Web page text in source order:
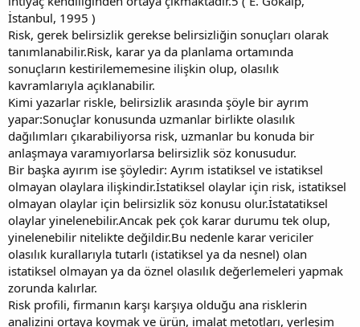
İstanbul, 1995 )
Risk, gerek belirsizlik gerekse belirsizliğin sonuçları olarak
tanımlanabilir.Risk, karar ya da planlama ortamında
sonuçların kestirilememesine ilişkin olup, olasılık
kavramlarıyla açıklanabilir.
Kimi yazarlar riskle, belirsizlik arasında şöyle bir ayrım
yapar:Sonuçlar konusunda uzmanlar birlikte olasılık
dağılımları çıkarabiliyorsa risk, uzmanlar bu konuda bir
anlaşmaya varamıyorlarsa belirsizlik söz konusudur.
Bir başka ayırım ise şöyledir: Ayrım istatiksel ve istatiksel
olmayan olaylara ilişkindir.İstatiksel olaylar için risk, istatiksel
olmayan olaylar için belirsizlik söz konusu olur.İstatatiksel
olaylar yinelenebilir.Ancak pek çok karar durumu tek olup,
yinelenebilir nitelikte değildir.Bu nedenle karar vericiler
olasılık kurallarıyla tutarlı (istatiksel ya da nesnel) olan
istatiksel olmayan ya da öznel olasılık değerlemeleri yapmak
zorunda kalırlar.
Risk profili, firmanın karşı karşıya olduğu ana risklerin
analizini ortaya koymak ve ürün, imalat metotları, yerleşim